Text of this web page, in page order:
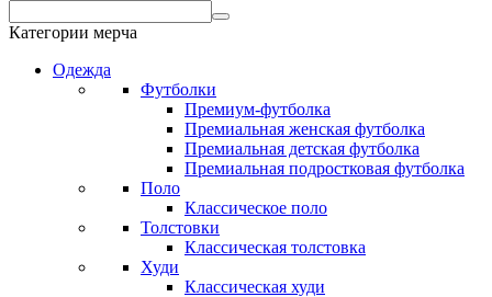
Категории мерча
Одежда
Футболки
Премиум-футболка
Премиальная женская футболка
Премиальная детская футболка
Премиальная подростковая футболка
Поло
Классическое поло
Толстовки
Классическая толстовка
Худи
Классическая худи